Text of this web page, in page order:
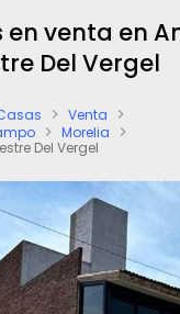
en venta en
Del Vergel
chevron_right Venta chevron_right
chevron_right Morelia chevron_right
Del Vergel